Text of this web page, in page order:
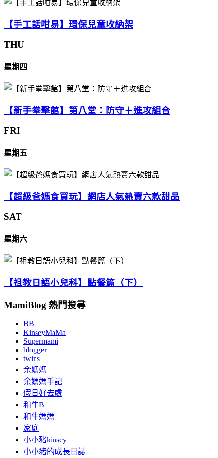
【手工話咁易】環保兒童收納架
THU
星期四
【新手拳擊館】第八堂：防守＋進攻組合
FRI
星期五
【超級爸媽食買玩】網店人氣熱賣六款甜品
SAT
星期六
【祖教日語小兒科】點餐篇（下）
MamiBlog 熱門搜尋
BB
KinseyMaMa
Supermami
blogger
twins
余媽媽
余媽媽手記
假日好去處
和牛B
和牛媽媽
家庭
小小豬kinsey
小小豬的成長日誌